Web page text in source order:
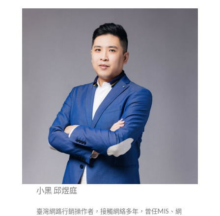
小黑 邱煜庭
臺灣網路行銷操作者，接觸網絡多年，曾任MIS、網